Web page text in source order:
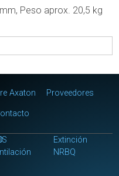
Peso aprox. 20,5 kg
Axaton Proveedores
Extinción
NRBQ